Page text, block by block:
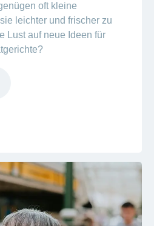
oft kleine
leichter und frischer zu
Lust auf neue Ideen für